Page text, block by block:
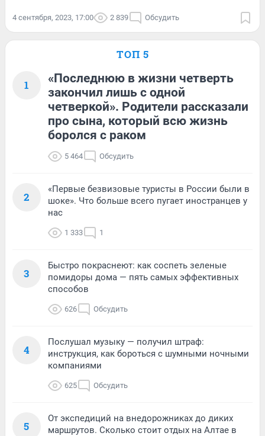
4 сентября, 2023, 17:00 2 839 Обсудить
ТОП 5
1
«Последнюю в жизни четверть
закончил лишь с одной
четверкой». Родители рассказали
про сына, который всю жизнь
боролся с раком
5 464 Обсудить
2
«Первые безвизовые туристы в России были в
шоке». Что больше всего пугает иностранцев у
нас
1 333 1
3
Быстро покраснеют: как соспеть зеленые
помидоры дома — пять самых эффективных
способов
626 Обсудить
4
Послушал музыку — получил штраф:
инструкция, как бороться с шумными ночными
компаниями
625 Обсудить
5
От экспедиций на внедорожниках до диких
маршрутов. Сколько стоит отдых на Алтае в